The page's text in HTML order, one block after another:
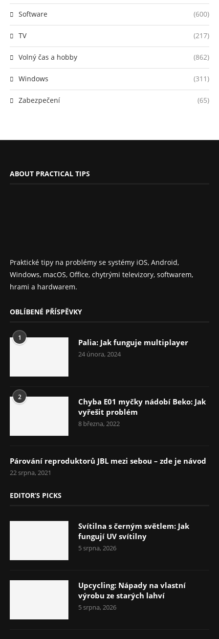
Software (600)
TV (217)
Volný čas a hobby (862)
Windows (311)
Zabezpečení (65)
ABOUT PRACTICAL TIPS
Praktické tipy na problémy se systémy iOS, Android,
Windows, macOS, Office, chytrými televizory, softwarem,
hrami a hardwarem.
OBLÍBENÉ PŘÍSPĚVKY
1 Palia: Jak funguje multiplayer
24 února, 2024
2
Chyba E01 myčky nádobí Beko: Jak
vyřešit problém
8 března, 2022
Párování reproduktorů JBL mezi sebou – zde je návod
22 srpna, 2021
EDITOR’S PICKS
Svítilna s černým světlem: Jak
fungují UV svítilny
5 srpna, 2026
Upcycling: Nápady na vlastní
výrobu ze starých lahví
5 srpna, 2026